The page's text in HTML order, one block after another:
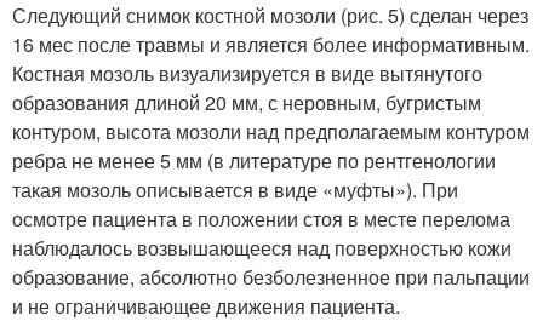
Следующий снимок костной мозоли (рис. 5) сделан через
16 мес после травмы и является более информативным.
Костная мозоль визуализируется в виде вытянутого
образования длиной 20 мм, с неровным, бугристым
контуром, высота мозоли над предполагаемым контуром
ребра не менее 5 мм (в литературе по рентгенологии
такая мозоль описывается в виде «муфты»). При
осмотре пациента в положении стоя в месте перелома
наблюдалось возвышающееся над поверхностью кожи
образование, абсолютно безболезненное при пальпации
и не ограничивающее движения пациента.